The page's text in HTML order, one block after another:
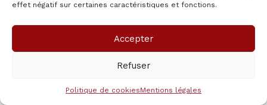
effet négatif sur certaines caractéristiques et fonctions.
Accepter
Refuser
Politique de cookiesMentions légales
[AWPCPBROWSECATS]
Copyright © 2026 pasion-Mexicana | Propulsé par
WordPress Astra